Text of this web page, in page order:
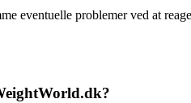
eventuelle problemer ved at